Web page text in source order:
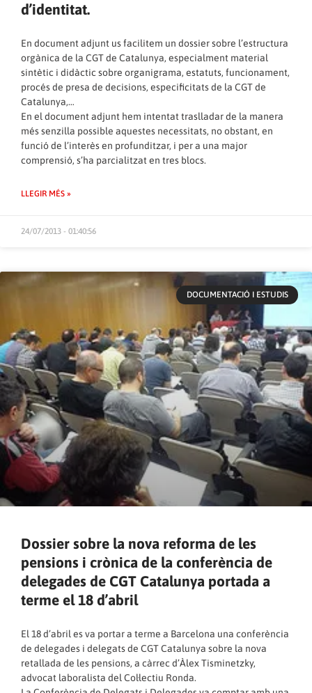
d’identitat.
En document adjunt us facilitem un dossier sobre l’estructura
orgànica de la CGT de Catalunya, especialment material
sintètic i didàctic sobre organigrama, estatuts, funcionament,
procés de presa de decisions, especificitats de la CGT de
Catalunya,…
En el document adjunt hem intentat traslladar de la manera
més senzilla possible aquestes necessitats, no obstant, en
funció de l’interès en profunditzar, i per a una major
comprensió, s’ha parcialitzat en tres blocs.
LLEGIR MÉS »
24/07/2013 - 01:40:56
DOCUMENTACIÓ I ESTUDIS
Dossier sobre la nova reforma de les
pensions i crònica de la conferència de
delegades de CGT Catalunya portada a
terme el 18 d’abril
El 18 d’abril es va portar a terme a Barcelona una conferència
de delegades i delegats de CGT Catalunya sobre la nova
retallada de les pensions, a càrrec d’Àlex Tisminetzky,
advocat laboralista del Col·lectiu Ronda.